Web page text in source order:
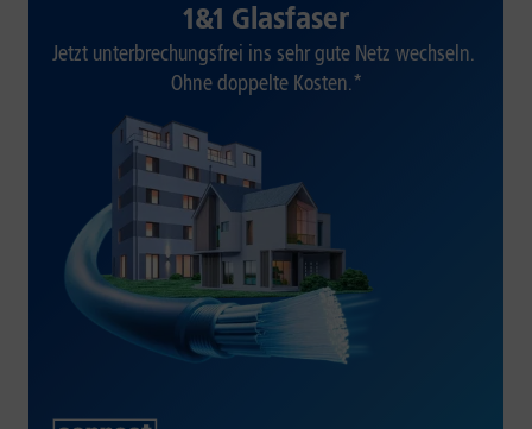
1&1 Glasfaser
Jetzt unterbrechungsfrei ins sehr gute Netz wechseln.
Ohne doppelte Kosten.*